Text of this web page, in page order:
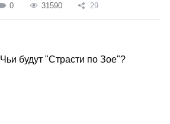
0 31590 29
Чьи будут "Страсти по Зое"?